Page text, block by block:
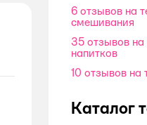
6 отзывов на
смешивания
35 отзывов на
напитков
10 отзывов на
Каталог